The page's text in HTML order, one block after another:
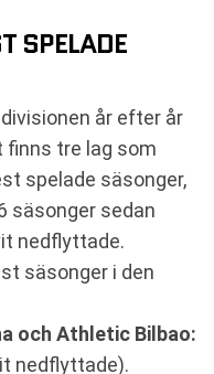
SPELADE
år efter år
finns tre lag som
spelade säsonger,
säsonger sedan
nedflyttade.
säsonger i den
och Athletic Bilbao:
nedflyttade).